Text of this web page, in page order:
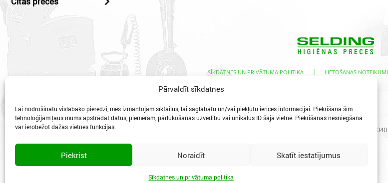
Pārvaldīt sīkdatnes
Lai nodrošinātu vislabāko pieredzi, mēs izmantojam sīkfailus, lai saglabātu un/vai piekļūtu ierīces informācijai. Piekrišana šīm
tehnoloģijām ļaus mums apstrādāt datus, piemēram, pārlūkošanas uzvedību vai unikālus ID šajā vietnē. Piekrišanas nesniegšana
var ierobežot dažas vietnes funkcijas.
Piekrist Noraidīt Skatīt iestatījumus
Sīkdatnes un privātuma politika
SĪKDATNES UN PRIVĀTUMA POLITIKA | LIETOŠANAS NOTEIKUMI
29400040